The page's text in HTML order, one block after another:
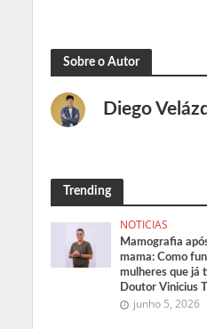
Sobre o Autor
Diego
Trending
NOTICIAS
Mamografia
mama: Como
mulheres que já
Doutor Vinicius
junho 5, 2026